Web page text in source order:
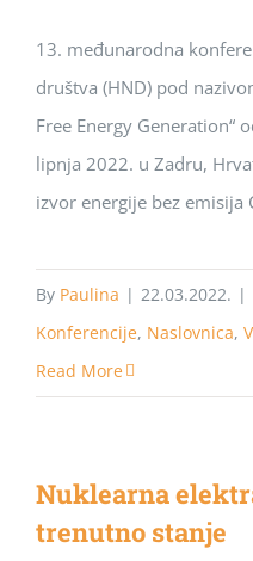
13. međunarodna
društva (HND) pod
Free Energy Generation“
lipnja 2022. u Zadru,
izvor energije bez emisija
By Paulina | 22.03.2022. |
Konferencije, Naslovnica,
Read More
Nuklearna
trenutno stanje